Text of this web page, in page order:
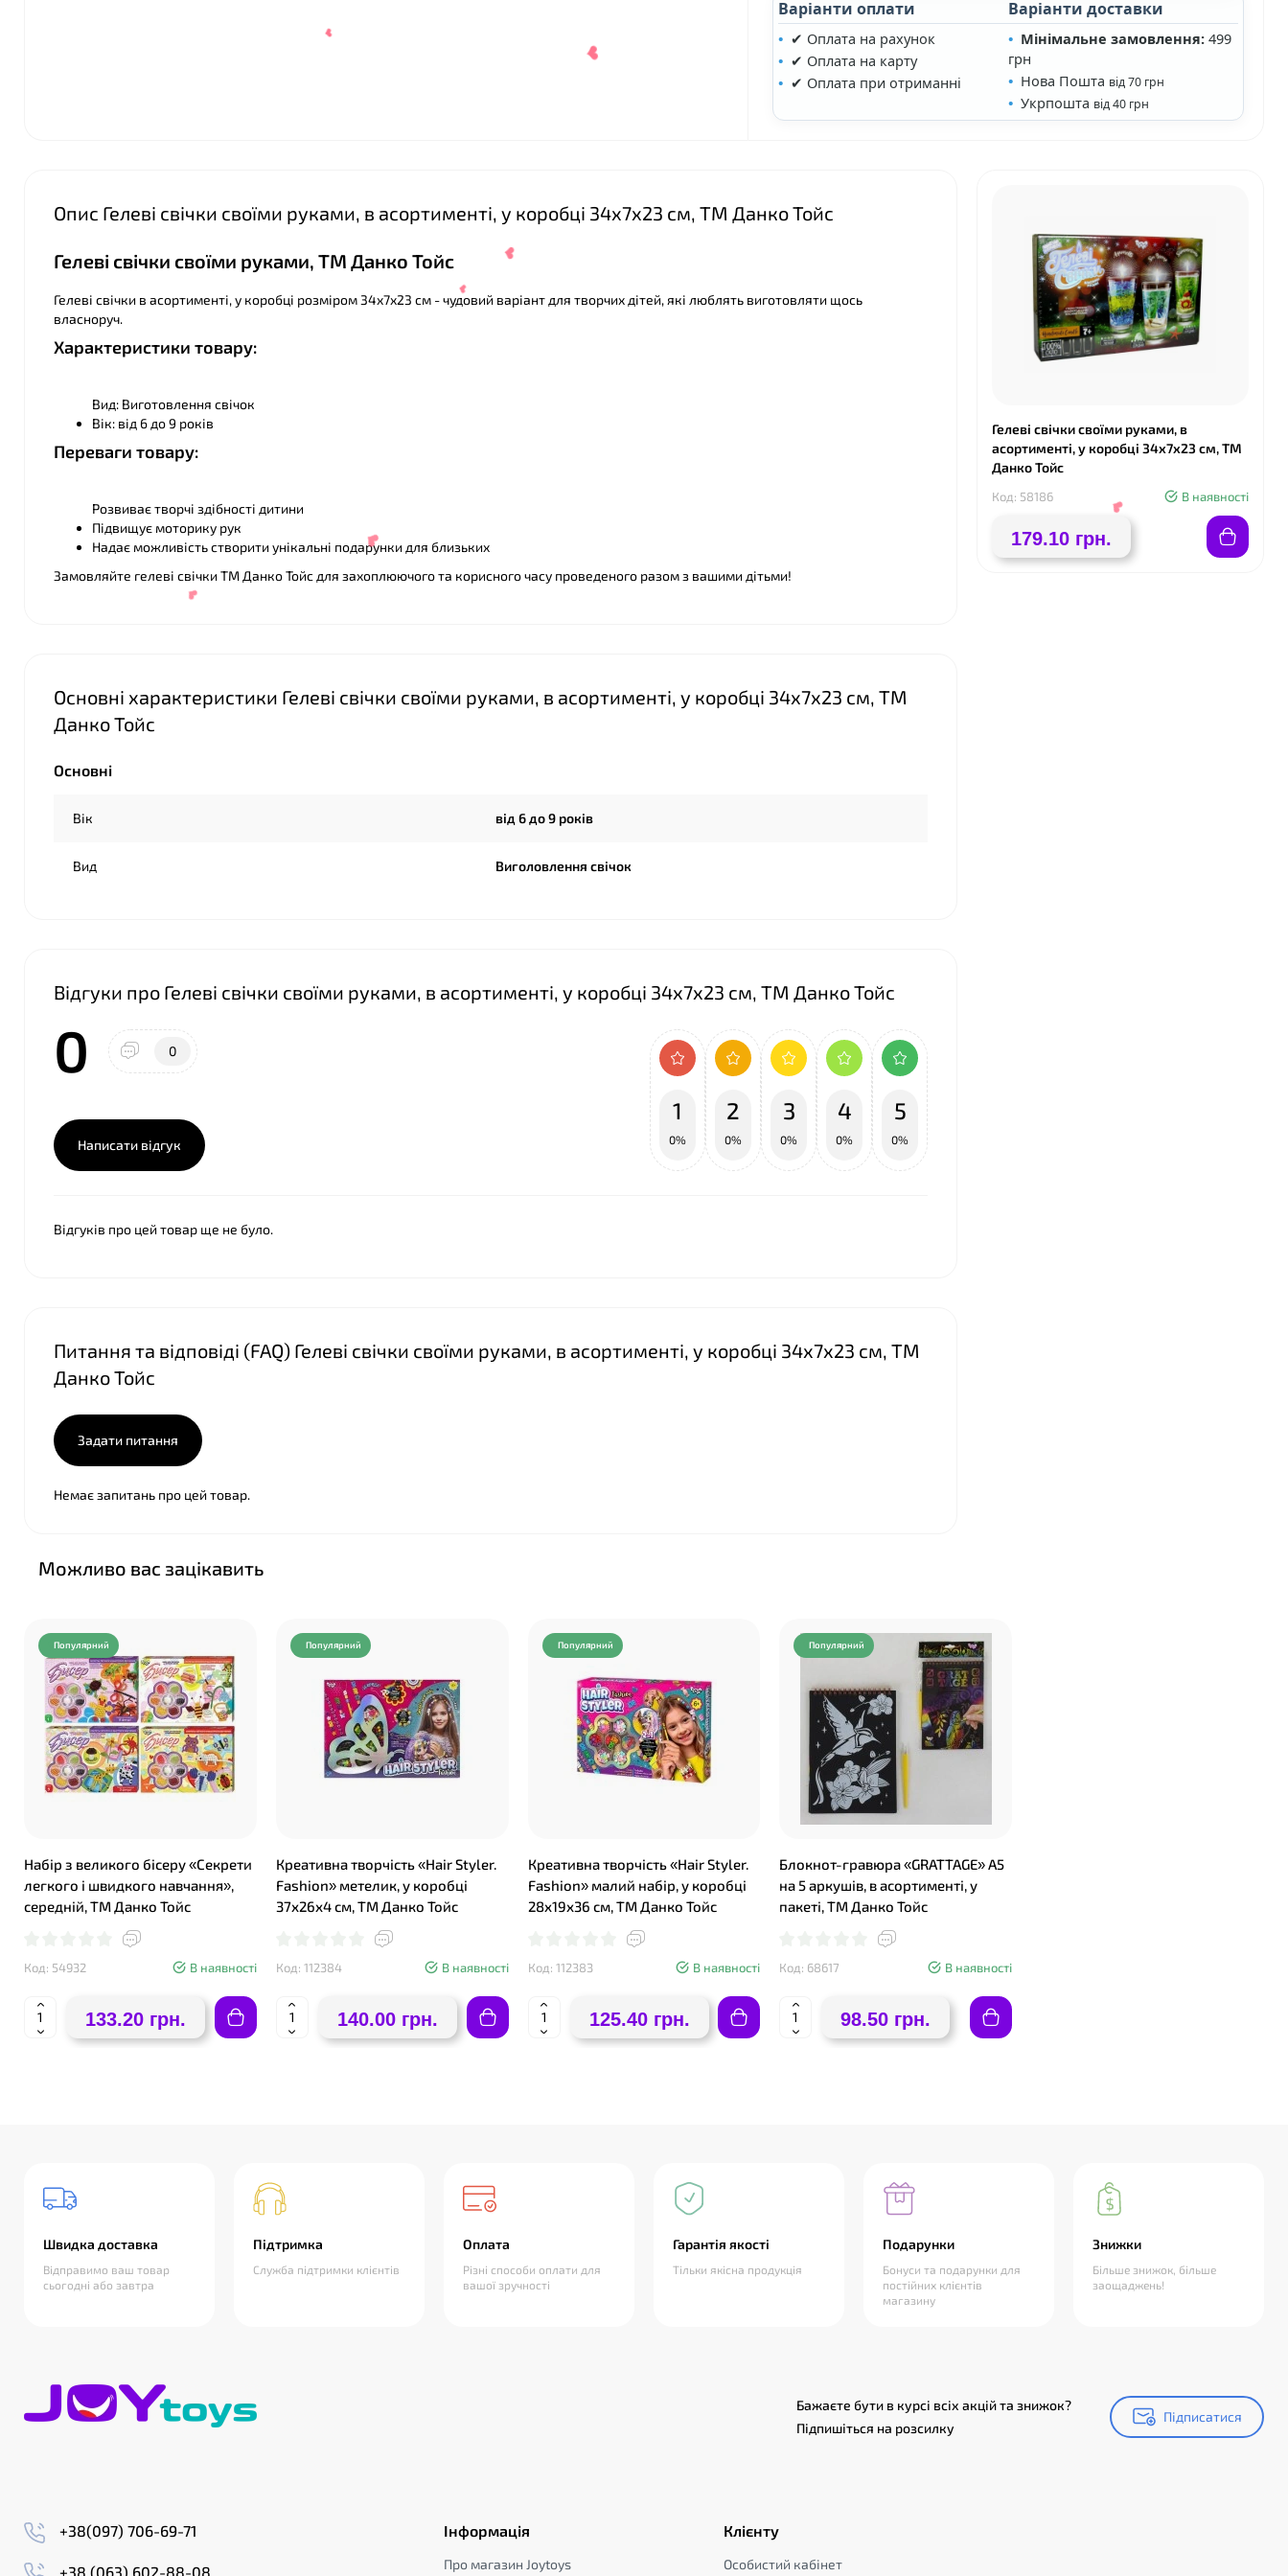
Варіанти оплати
✔ Оплата на рахунок
✔ Оплата на карту
✔ Оплата при отриманні
Варіанти доставки
Мінімальне замовлення:499
грн
Нова Пошта від 70 грн
Укрпошта від 40 грн
Опис Гелеві свічки своїми руками, в асортименті, у коробці 34х7х23 см, ТМ Данко Тойс
Гелеві свічки своїми руками, ТМ Данко Тойс
Гелеві свічки в асортименті, у коробці розміром 34х7х23 см - чудовий варіант для творчих дітей, які люблять виготовляти щось
власноруч.
Характеристики товару:
Вид: Виготовлення свічок
Вік: від 6 до 9 років
Переваги товару:
Розвиває творчі здібності дитини
Підвищує моторику рук
Надає можливість створити унікальні подарунки для близьких
Замовляйте гелеві свічки ТМ Данко Тойс для захоплюючого та корисного часу проведеного разом з вашими дітьми!
Основні характеристики Гелеві свічки своїми руками, в асортименті, у коробці 34х7х23 см, ТМ
Данко Тойс
Основні
Вік від 6 до 9 років
Вид Виголовлення свічок
Відгуки про Гелеві свічки своїми руками, в асортименті, у коробці 34х7х23 см, ТМ Данко Тойс
0 0
Написати відгук
1
0%
2
0%
3
0%
4
0%
5
0%
Відгуків про цей товар ще не було.
Питання та відповіді (FAQ) Гелеві свічки своїми руками, в асортименті, у коробці 34х7х23 см, ТМ
Данко Тойс
Задати питання
Немає запитань про цей товар.
Гелеві свічки своїми руками, в
асортименті, у коробці 34х7х23 см, ТМ
Данко Тойс
Код: 58186 В наявності
179.10 грн.
Можливо вас зацікавить
Популярний
Набір з великого бісеру «Секрети
легкого і швидкого навчання»,
середній, ТМ Данко Тойс
Код: 54932 В наявності
133.20 грн.
Популярний
Креативна творчість «Hair Styler.
Fashion» метелик, у коробці
37х26х4 см, ТМ Данко Тойс
Код: 112384 В наявності
140.00 грн.
Популярний
Креативна творчість «Hair Styler.
Fashion» малий набір, у коробці
28х19х36 см, ТМ Данко Тойс
Код: 112383 В наявності
125.40 грн.
Популярний
Блокнот-гравюра «GRATTAGE» А5
на 5 аркушів, в асортименті, у
пакеті, ТМ Данко Тойс
Код: 68617 В наявності
98.50 грн.
Швидка доставка
Відправимо ваш товар
сьогодні або завтра
Підтримка
Служба підтримки клієнтів
Оплата
Різні способи оплати для
вашої зручності
Гарантія якості
Тільки якісна продукція
Подарунки
Бонуси та подарунки для
постійних клієнтів
магазину
Знижки
Більше знижок, більше
заощаджень!
Бажаєте бути в курсі всіх акцій та знижок?
Підпишіться на розсилку
Підписатися
Підписатися
+38(097) 706-69-71
+38 (063) 602-88-08
Інформація
Про магазин Joytoys
Клієнту
Особистий кабінет
❤
❤